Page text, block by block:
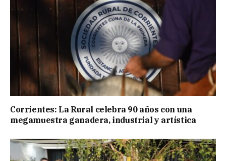
Corrientes: La Rural celebra 90 años con una
megamuestra ganadera, industrial y artística